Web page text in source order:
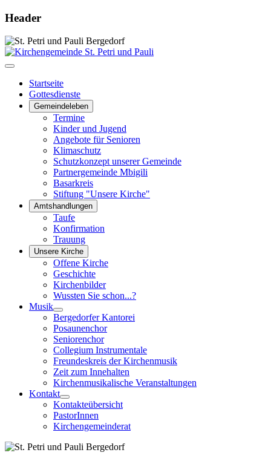
Header
Startseite
Gottesdienste
Gemeindeleben
Termine
Kinder und Jugend
Angebote für Senioren
Klimaschutz
Schutzkonzept unserer Gemeinde
Partnergemeinde Mbigili
Basarkreis
Stiftung "Unsere Kirche"
Amtshandlungen
Taufe
Konfirmation
Trauung
Unsere Kirche
Offene Kirche
Geschichte
Kirchenbilder
Wussten Sie schon...?
Musik
Bergedorfer Kantorei
Posaunenchor
Seniorenchor
Collegium Instrumentale
Freundeskreis der Kirchenmusik
Zeit zum Innehalten
Kirchenmusikalische Veranstaltungen
Kontakt
Kontakteübersicht
PastorInnen
Kirchengemeinderat